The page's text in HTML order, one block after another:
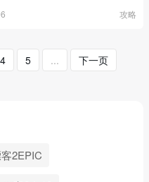
攻略
4 5 ... 下一页
2EPIC